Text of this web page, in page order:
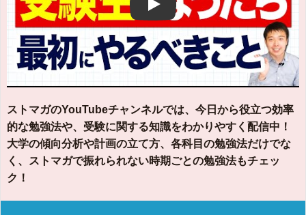
Play
ストマガのYouTubeチャンネルでは、今日から役立つ効率
的な勉強法や、受験に関する知識をわかりやすく配信中！
大学の傾向分析や計画の立て方、各科目の勉強法だけでな
く、ストマガで振れられない時期ごとの勉強法もチェッ
ク！